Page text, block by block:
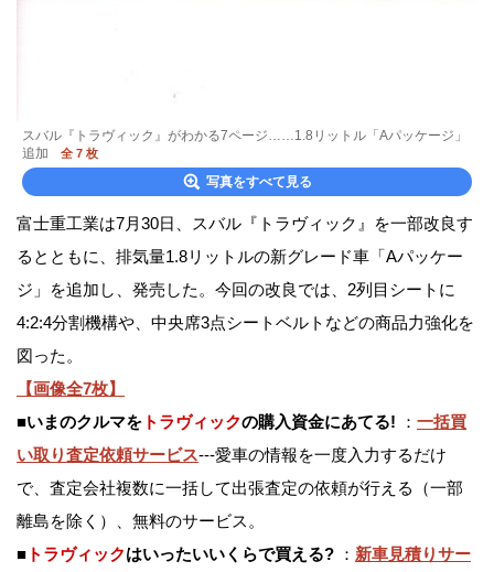
スバル『トラヴィック』がわかる7ページ……1.8リットル「Aパッケージ」
追加
全 7 枚
写真をすべて見る
富士重工業は7月30日、スバル『トラヴィック』を一部改良す
るとともに、排気量1.8リットルの新グレード車「Aパッケー
ジ」を追加し、発売した。今回の改良では、2列目シートに
4:2:4分割機構や、中央席3点シートベルトなどの商品力強化を
図った。
【画像全7枚】
■いまのクルマを トラヴィックの購入資金にあてる! ： 一括買
い取り査定依頼サービス---愛車の情報を一度入力するだけ
で、査定会社複数に一括して出張査定の依頼が行える（一部
離島を除く）、無料のサービス。
■ トラヴィックはいったいいくらで買える? ： 新車見積りサー